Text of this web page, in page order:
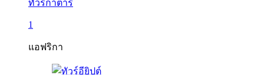
ทัวร์กาตาร์
1
แอฟริกา